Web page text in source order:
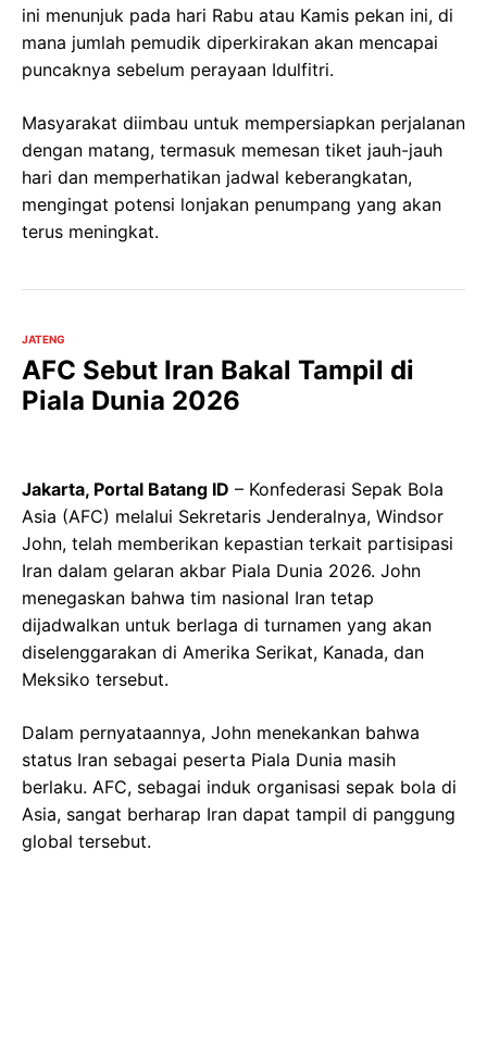
ini menunjuk pada hari Rabu atau Kamis pekan ini, di
mana jumlah pemudik diperkirakan akan mencapai
puncaknya sebelum perayaan Idulfitri.
Masyarakat diimbau untuk mempersiapkan perjalanan
dengan matang, termasuk memesan tiket jauh-jauh
hari dan memperhatikan jadwal keberangkatan,
mengingat potensi lonjakan penumpang yang akan
terus meningkat.
JATENG
AFC Sebut Iran Bakal Tampil di
Piala Dunia 2026
Jakarta, Portal Batang ID – Konfederasi Sepak Bola
Asia (AFC) melalui Sekretaris Jenderalnya, Windsor
John, telah memberikan kepastian terkait partisipasi
Iran dalam gelaran akbar Piala Dunia 2026. John
menegaskan bahwa tim nasional Iran tetap
dijadwalkan untuk berlaga di turnamen yang akan
diselenggarakan di Amerika Serikat, Kanada, dan
Meksiko tersebut.
Dalam pernyataannya, John menekankan bahwa
status Iran sebagai peserta Piala Dunia masih
berlaku. AFC, sebagai induk organisasi sepak bola di
Asia, sangat berharap Iran dapat tampil di panggung
global tersebut.